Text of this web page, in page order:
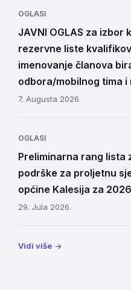
OGLASI
JAVNI OGLAS za izbor
rezervne liste
imenovanje članova
odbora/mobilnog tima i
7. Augusta 2026.
OGLASI
Preliminarna rang lista
podrške za proljetnu
općine Kalesija za
29. Jula 2026.
Vidi više